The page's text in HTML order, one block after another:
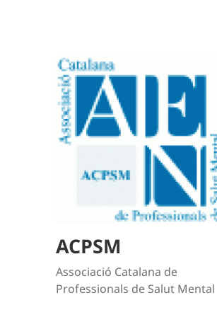
ACPSM
Associació Catalana de
Professionals de Salut Mental